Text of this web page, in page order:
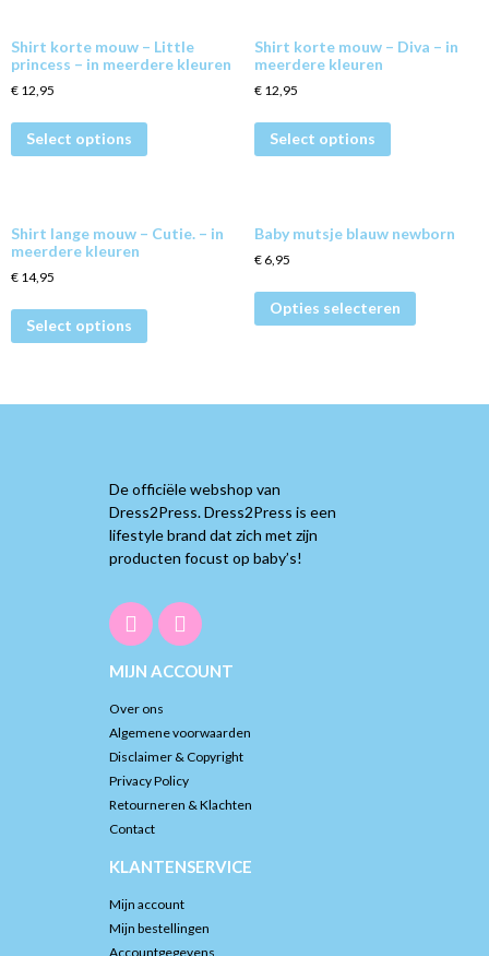
Shirt korte mouw – Little
princess – in meerdere kleuren
€ 12,95
Select options
Shirt korte mouw – Diva – in
meerdere kleuren
€12,95
Select options
Shirt lange mouw – Cutie. – in
meerdere kleuren
€ 14,95
Select options
Baby mutsje blauw newborn
€6,95
Opties selecteren
De officiële webshop van
Dress2Press. Dress2Press is een
lifestyle brand dat zich met zijn
producten focust op baby’s!
MIJN ACCOUNT
Over ons
Algemene voorwaarden
Disclaimer & Copyright
Privacy Policy
Retourneren & Klachten
Contact
KLANTENSERVICE
Mijn account
Mijn bestellingen
Accountgegevens